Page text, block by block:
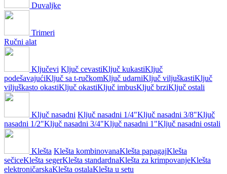
Duvaljke
Trimeri
Ručni alat
Ključevi Ključ cevastiKljuč kukastiKljuč
podešavajućiKljuč sa t-ručkomKljuč udarniKljuč viljuškastiKljuč
viljuškasto okastiKljuč okastiKljuč imbusKljuč brziKljuč ostali
Ključ nasadni Ključ nasadni 1/4"Ključ nasadni 3/8"Ključ
nasadni 1/2"Ključ nasadni 3/4"Ključ nasadni 1"Ključ nasadni ostali
Klešta Klešta kombinovanaKlešta papagajKlešta
sečiceKlešta segerKlešta standardnaKlešta za krimpovanjeKlešta
elektroničarskaKlešta ostalaKlešta u setu